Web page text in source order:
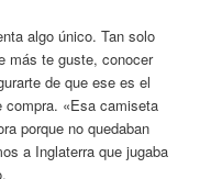
algo único. Tan solo
más te guste, conocer
de que ese es el
compra. «Esa camiseta
porque no quedaban
a Inglaterra que jugaba